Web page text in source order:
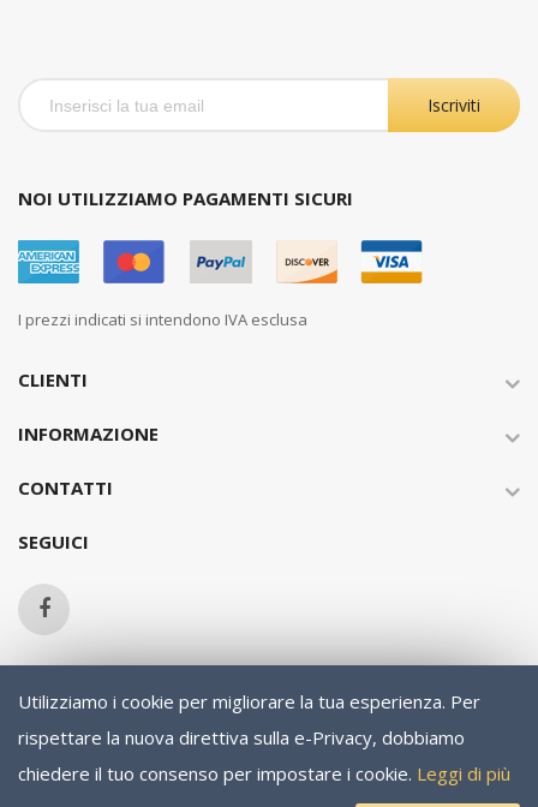
Utilizziamo i cookie per migliorare la tua esperienza. Per
rispettare la nuova direttiva sulla e-Privacy, dobbiamo
chiedere il tuo consenso per impostare i cookie. Leggi di più
Iscriviti
NOI UTILIZZIAMO PAGAMENTI SICURI
I prezzi indicati si intendono IVA esclusa
CLIENTI
INFORMAZIONE
CONTATTI
SEGUICI